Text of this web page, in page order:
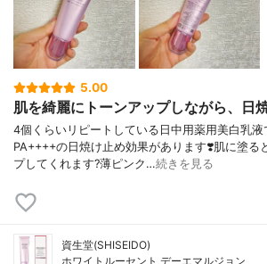
5.00
肌を綺麗にトーンアップしながら、日
4個くらいリピートしている日中用薬用美白乳液
PA++++の日焼け止め効果があります❣️肌に塗る
プしてくれます?薄ピンク…続きを見る
資生堂(SHISEIDO)
ホワイトルーセント デーエマルジョン